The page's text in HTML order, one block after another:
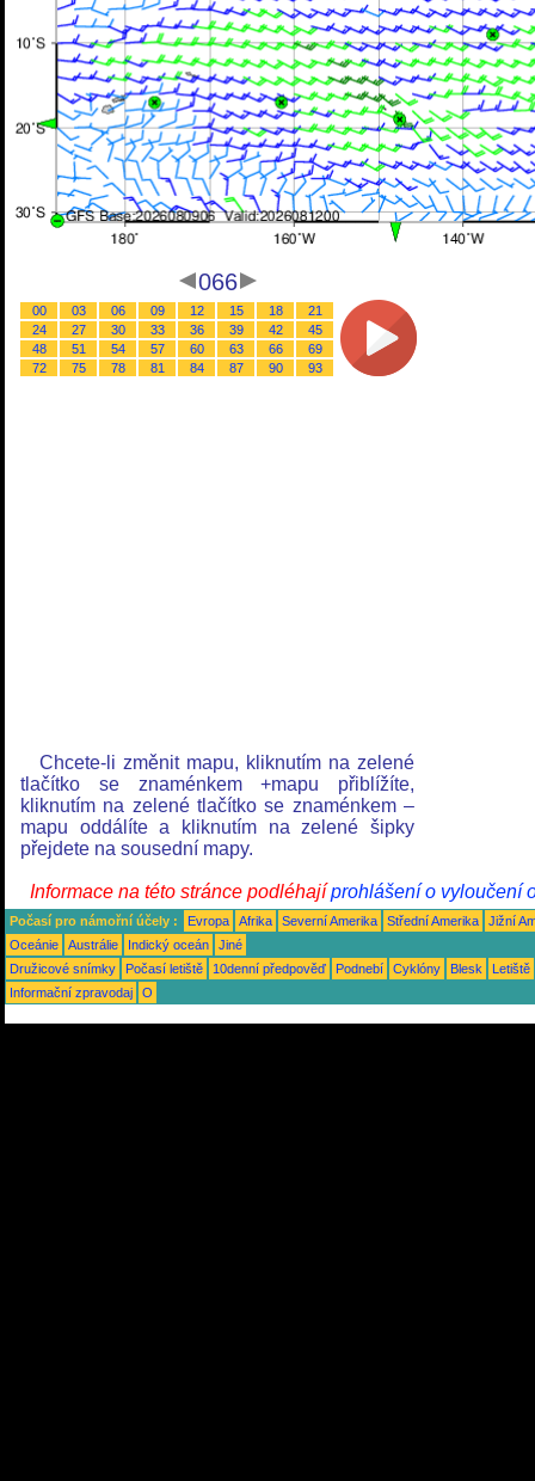
066
00 03 06 09 12 15 18
21
24
27 30 33 36 39 42
45
48
51 54 57 60 63 66
69
72
75 78 81 84 87 90 93
Chcete-li změnit mapu, kliknutím na zelené
tlačítko se znaménkem +mapu přiblížíte,
kliknutím na zelené tlačítko se znaménkem –
mapu oddálíte a kliknutím na zelené šipky
přejdete na sousední mapy.
Informace na této stránce podléhajíprohlášení o vyloučení
Počasí pro námořní účely : Evropa Afrika Severní Amerika Střední Amerika
Jižní
Oceánie
Austrálie Indický oceán
Jiné
Družicové snímky
Počasí letiště 10denní předpověď Podnebí Cyklóny Blesk
Letiště
Informační zpravodaj
O